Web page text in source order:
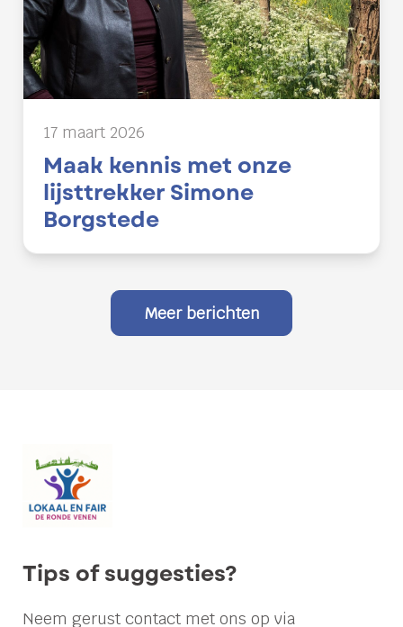
17 maart 2026
Maak kennis met onze
lijsttrekker Simone
Borgstede
Meer berichten
Fair
stelt
vragen
handhaving
bewoning
Bedrijventerrein
Tips of suggesties?
Neem gerust contact met ons op via